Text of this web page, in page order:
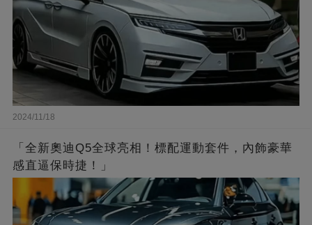
2024/11/18
「全新奧迪Q5全球亮相！標配運動套件，內飾豪華
感直逼保時捷！」